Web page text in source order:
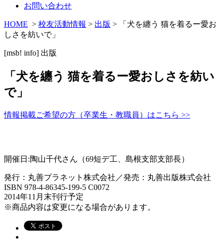
お問い合わせ
HOME > 校友活動情報 > 出版 > 「犬を纏う 猫を着るー愛お
しさを紡いで」
[msb! info] 出版
「犬を纏う 猫を着るー愛おしさを紡い
で」
情報掲載ご希望の方（卒業生・教職員）はこちら >>
開催日:陶山千代さん（69短デ工、島根支部支部長）
発行：丸善プラネット株式会社／発売：丸善出版株式会社
ISBN 978-4-86345-199-5 C0072
2014年11月末刊行予定
※商品内容は変更になる場合があります。